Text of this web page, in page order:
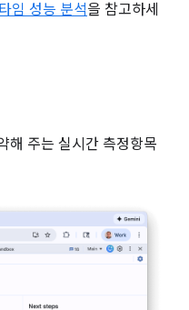
임 성능 분석을 참고하세
해 주는 실시간 측정항목